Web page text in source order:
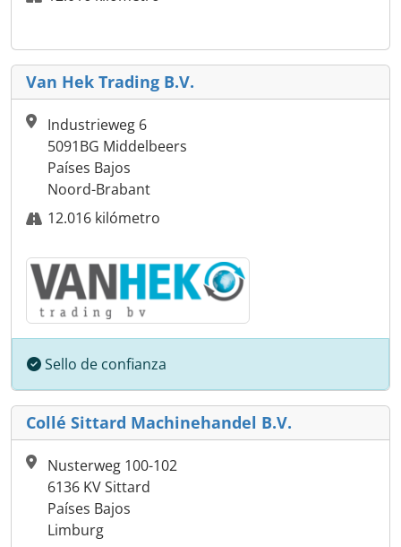
Van Hek Trading B.V.
Industrieweg 6
5091BG Middelbeers
Países Bajos
Noord-Brabant
12.016 kilómetro
Sello de confianza
Collé Sittard Machinehandel B.V.
Nusterweg 100-102
6136 KV Sittard
Países Bajos
Limburg